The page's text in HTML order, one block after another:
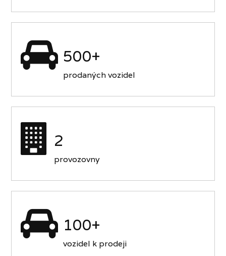
500+
prodaných vozidel
2
provozovny
100+
vozidel k prodeji